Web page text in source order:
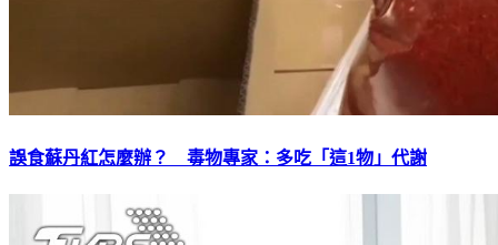
誤食蘇丹紅怎麼辦？ 毒物專家：多吃「這1物」代謝